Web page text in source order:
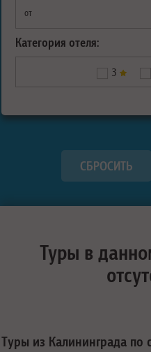
от
Категория отеля:
3
Туры в
Туры из Калининграда по